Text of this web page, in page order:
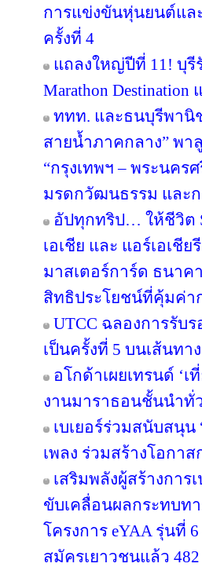
การแข่งขันหุ่นยนต์แล
ครั้งที่ 4
แถลงใหญ่ปีที่ 11! บุรี
Marathon Destination
ททท. และธนบุรีพานิ
สายน้ำภาคกลาง” พา
“กรุงเทพฯ – พระนค
มรดกวัฒนธรรม และก
อัปทุกทริป… ให้ชีวิต
เอเชีย และ แอร์เอเชี
มาสเตอร์การ์ด ธนาค
สิทธิประโยชน์ที่คุ้มค่า
UTCC ฉลองการรับร
เป็นครั้งที่ 5 บนเส้นทา
อโกด้าเผยเทรนด์ ‘
งานมาราธอนชั้นนำทั่
เบเยอร์ร่วมสนับสนุน
เพลง ร่วมสร้างโอกา
เสริมพลังผู้สร้างกา
ขับเคลื่อนผลกระทบท
โครงการ eYAA รุ่นที่
สมัครเยาวชนแล้ว